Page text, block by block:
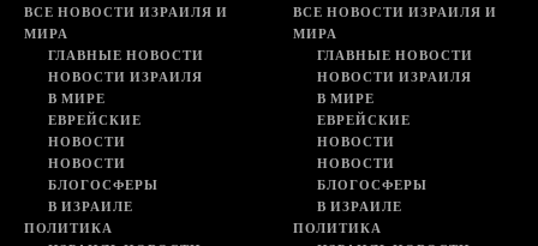
ВСЕ НОВОСТИ ИЗРАИЛЯ И
МИРА
ГЛАВНЫЕ НОВОСТИ
НОВОСТИ ИЗРАИЛЯ
В МИРЕ
ЕВРЕЙСКИЕ
НОВОСТИ
НОВОСТИ
БЛОГОСФЕРЫ
В ИЗРАИЛЕ
ПОЛИТИКА
ВСЕ НОВОСТИ ИЗРАИЛЯ И
МИРА
ГЛАВНЫЕ НОВОСТИ
НОВОСТИ ИЗРАИЛЯ
В МИРЕ
ЕВРЕЙСКИЕ
НОВОСТИ
НОВОСТИ
БЛОГОСФЕРЫ
В ИЗРАИЛЕ
ПОЛИТИКА